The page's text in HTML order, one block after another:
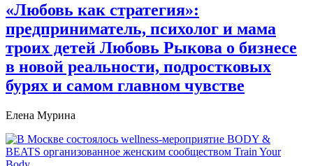
«Любовь как стратегия»:
предприниматель, психолог и мама
троих детей Любовь Рыкова о бизнесе
в новой реальности, подростковых
бурях и самом главном чувстве
Елена Мурина